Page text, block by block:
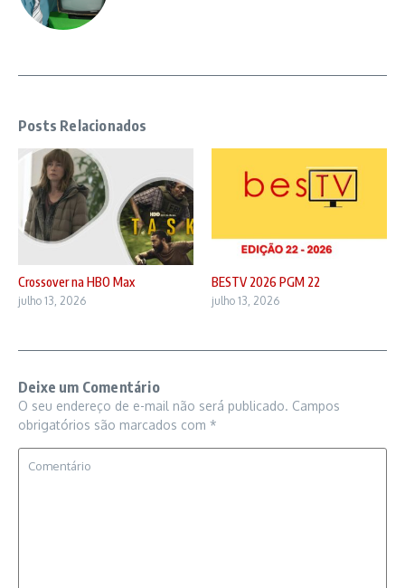
Posts Relacionados
Crossover na HBO Max
julho 13, 2026
BESTV 2026 PGM 22
julho 13, 2026
Deixe um Comentário
O seu endereço de e-mail não será publicado. Campos
obrigatórios são marcados com *